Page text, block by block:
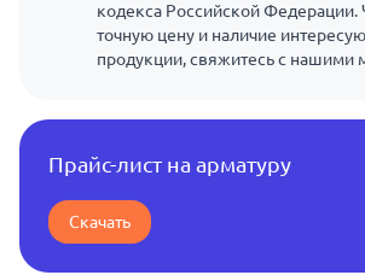
кодекса Российской Федерации.
точную цену и наличие
продукции, свяжитесь с нашими
Прайс-лист на арматуру
Скачать